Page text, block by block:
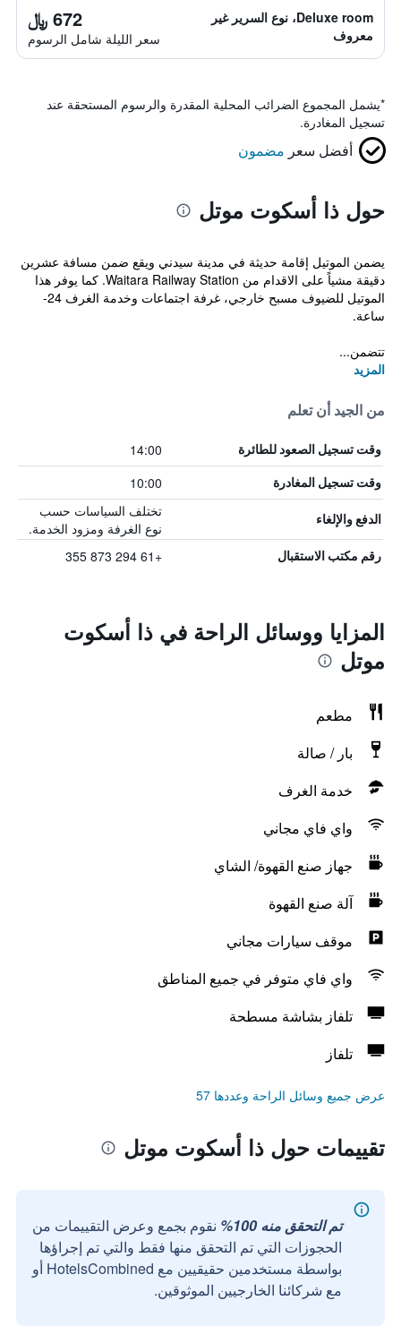
Deluxe room، نوع السرير غير
معروف
672 ﷼
سعر الليلة شامل الرسوم
*يشمل المجموع الضرائب المحلية المقدرة والرسوم المستحقة عند
تسجيل المغادرة.
أفضل سعر مضمون
حول ذا أسكوت موتل
يضمن الموتيل إقامة حديثة في مدينة سيدني ويقع ضمن مسافة عشرين
دقيقة مشياً على الاقدام من Waitara Railway Station. كما يوفر هذا
الموتيل للضيوف مسبح خارجي، غرفة اجتماعات وخدمة الغرف 24-
ساعة.
تتضمن...
المزيد
من الجيد أن تعلم
وقت تسجيل الصعود للطائرة 14:00
وقت تسجيل المغادرة 10:00
الدفع والإلغاء
تختلف السياسات حسب
نوع الغرفة ومزود الخدمة.
رقم مكتب الاستقبال +61 294 873 355
المزايا ووسائل الراحة في ذا أسكوت
موتل
مطعم
بار / صالة
خدمة الغرف
واي فاي مجاني
جهاز صنع القهوة/ الشاي
آلة صنع القهوة
موقف سيارات مجاني
واي فاي متوفر في جميع المناطق
تلفاز بشاشة مسطحة
تلفاز
عرض جميع وسائل الراحة وعددها 57
تقييمات حول ذا أسكوت موتل
تم التحقق منه 100%
نقوم بجمع وعرض التقييمات من
الحجوزات التي تم التحقق منها فقط والتي تم إجراؤها
بواسطة مستخدمين حقيقيين مع HotelsCombined أو
مع شركائنا الخارجيين الموثوقين.